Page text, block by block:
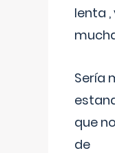
lenta
Sería
que
de